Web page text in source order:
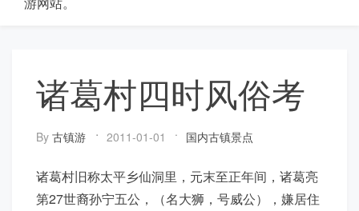
诸葛村四时风俗考
By 古镇游 2011-01-01 国内古镇景点
诸葛村旧称太平乡仙洞里，元末至正年间，诸葛亮
第27世裔孙宁五公，（名大狮，号威公），嫌居住